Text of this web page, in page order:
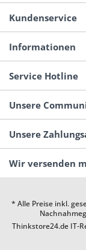
Kundenservice
Informationen
Service Hotline
Unsere
Unsere
Wir versenden
* Alle Preise inkl.
Thinkstore24.de IT-